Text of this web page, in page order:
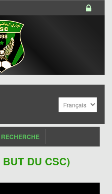
RECHERCHE
DU CSC)